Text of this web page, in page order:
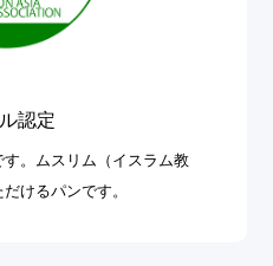
認定
。ムスリム（イスラム教
けるパンです。